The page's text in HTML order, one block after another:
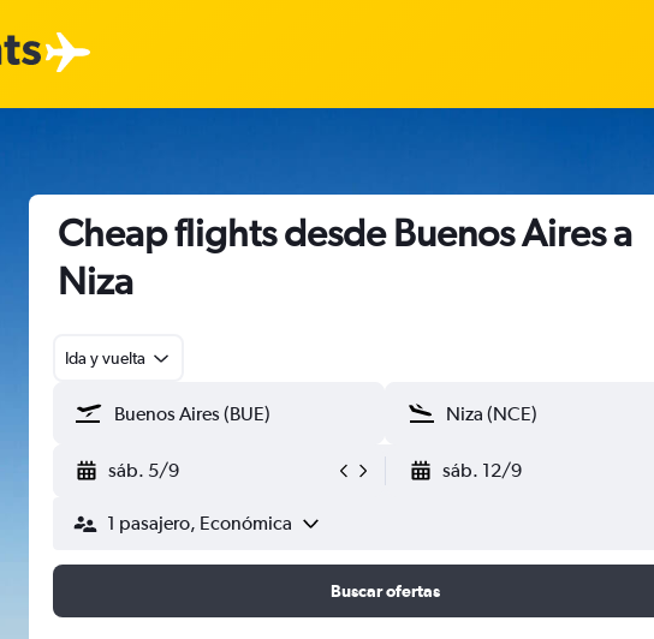
Cheap flights desde Buenos Aires a
Niza
Ida y vuelta
sáb. 5/9 sáb. 12/9
1 pasajero, Económica
Buscar ofertas